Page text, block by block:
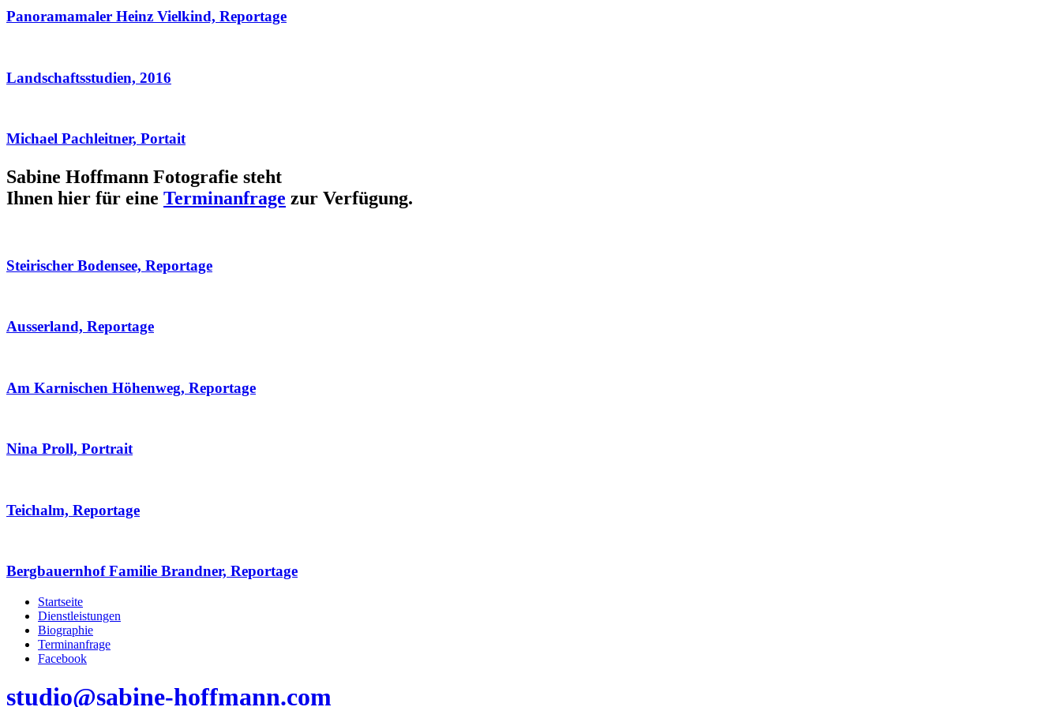
Panoramamaler Heinz Vielkind, Reportage
Landschaftsstudien, 2016
Michael Pachleitner, Portait
Sabine Hoffmann Fotografie steht
Ihnen hier für eine Terminanfrage zur Verfügung.
Steirischer Bodensee, Reportage
Ausserland, Reportage
Am Karnischen Höhenweg, Reportage
Nina Proll, Portrait
Teichalm, Reportage
Bergbauernhof Familie Brandner, Reportage
Startseite
Dienstleistungen
Biographie
Terminanfrage
Facebook
studio@sabine-hoffmann.com